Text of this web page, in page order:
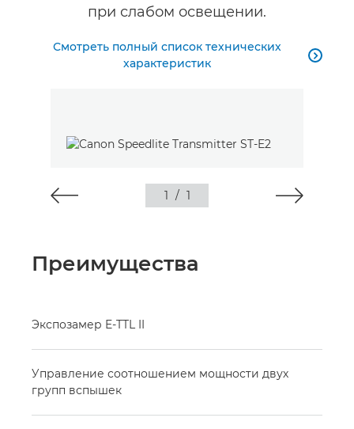
при слабом освещении.
Смотреть полный список технических
характеристик

1 / 1
Преимущества
Экспозамер E-TTL II
Управление соотношением мощности двух
групп вспышек